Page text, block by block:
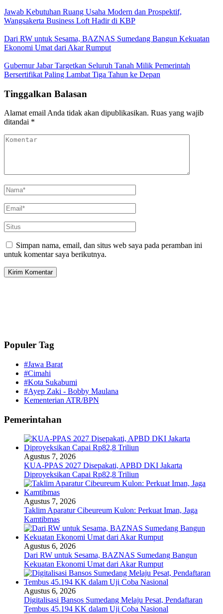
Jawab Kebutuhan Ruang Usaha Modern dan Prospektif,
Wangsakerta Business Loft Hadir di KBP
Dari RW untuk Sesama, BAZNAS Sumedang Bangun Kekuatan
Ekonomi Umat dari Akar Rumput
Gubernur Jabar Targetkan Seluruh Tanah Milik Pemerintah
Bersertifikat Paling Lambat Tiga Tahun ke Depan
Tinggalkan Balasan
Alamat email Anda tidak akan dipublikasikan. Ruas yang wajib
ditandai *
Simpan nama, email, dan situs web saya pada peramban ini
untuk komentar saya berikutnya.
Populer Tag
#Jawa Barat
#Cimahi
#Kota Sukabumi
#Ayep Zaki - Bobby Maulana
Kementerian ATR/BPN
Pemerintahan
Agustus 7, 2026
KUA-PPAS 2027 Disepakati, APBD DKI Jakarta
Diproyeksikan Capai Rp82,8 Triliun
Agustus 7, 2026
Taklim Aparatur Cibeureum Kulon: Perkuat Iman, Jaga
Kamtibmas
Agustus 6, 2026
Dari RW untuk Sesama, BAZNAS Sumedang Bangun
Kekuatan Ekonomi Umat dari Akar Rumput
Agustus 6, 2026
Digitalisasi Bansos Sumedang Melaju Pesat, Pendaftaran
Tembus 45.194 KK dalam Uji Coba Nasional